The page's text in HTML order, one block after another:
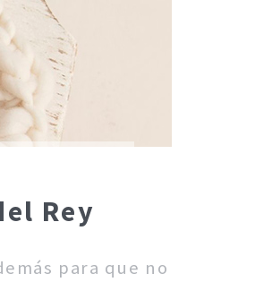
Rey
para que no